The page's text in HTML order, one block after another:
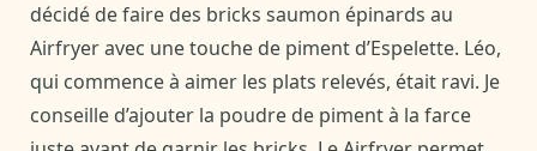
décidé de faire des bricks saumon épinards au
Airfryer avec une touche de piment d’Espelette. Léo,
qui commence à aimer les plats relevés, était ravi. Je
conseille d’ajouter la poudre de piment à la farce